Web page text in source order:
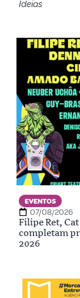
Ideias
EVENTOS
07/08/2026
Filipe Ret,
completam
2026